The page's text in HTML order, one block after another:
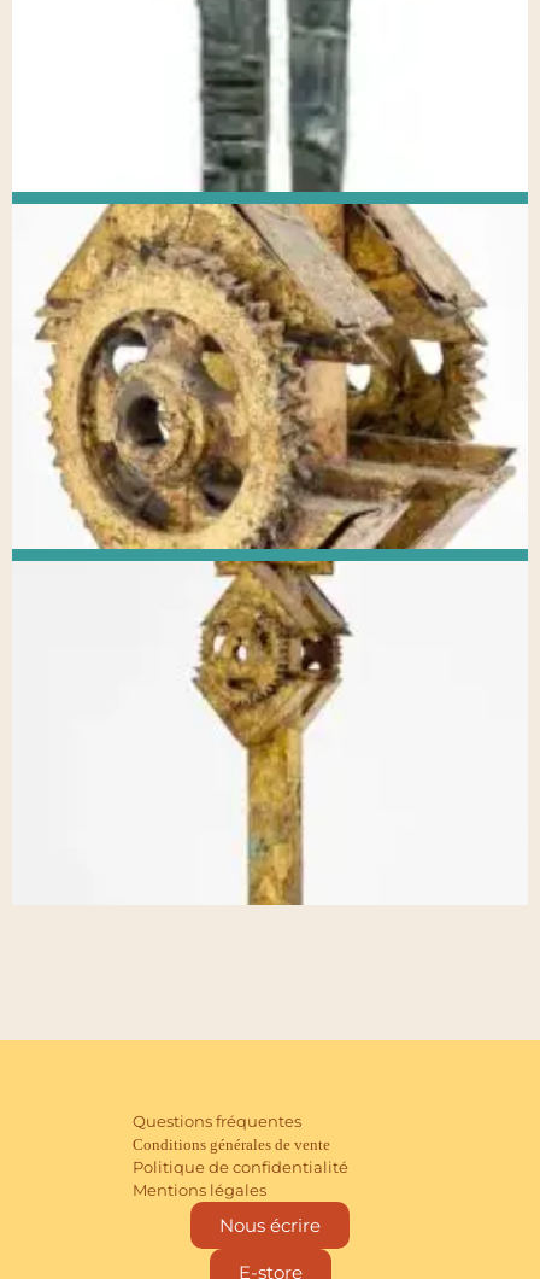
Questions fréquentes
Conditions générales de vente
Politique de confidentialité
Mentions légales
Nous écrire
E-store